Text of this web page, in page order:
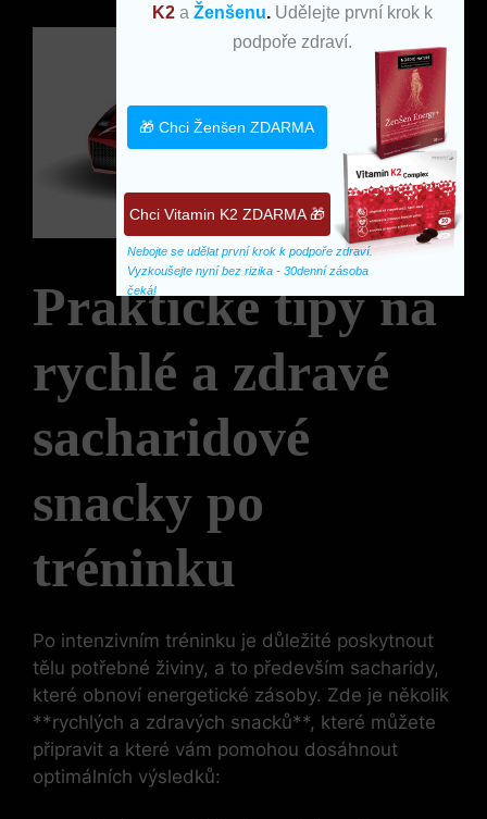
Praktické tipy na
rychlé a zdravé
sacharidové
snacky po
tréninku
Po intenzivním tréninku je důležité poskytnout
tělu potřebné živiny, a to především sacharidy,
které obnoví energetické zásoby. Zde je několik
**rychlých a zdravých snacků**, které můžete
připravit a které vám pomohou dosáhnout
optimálních výsledků:
K2 aŽenšenu. Udělejte první krok k
podpoře zdraví.
Nebojte se udělat první krok k podpoře zdraví.
Vyzkoušejte nyní bez rizika - 30denní zásoba
čeká!
Chci Vitamin K2 ZDARMA 🎁
🎁 Chci Ženšen ZDARMA